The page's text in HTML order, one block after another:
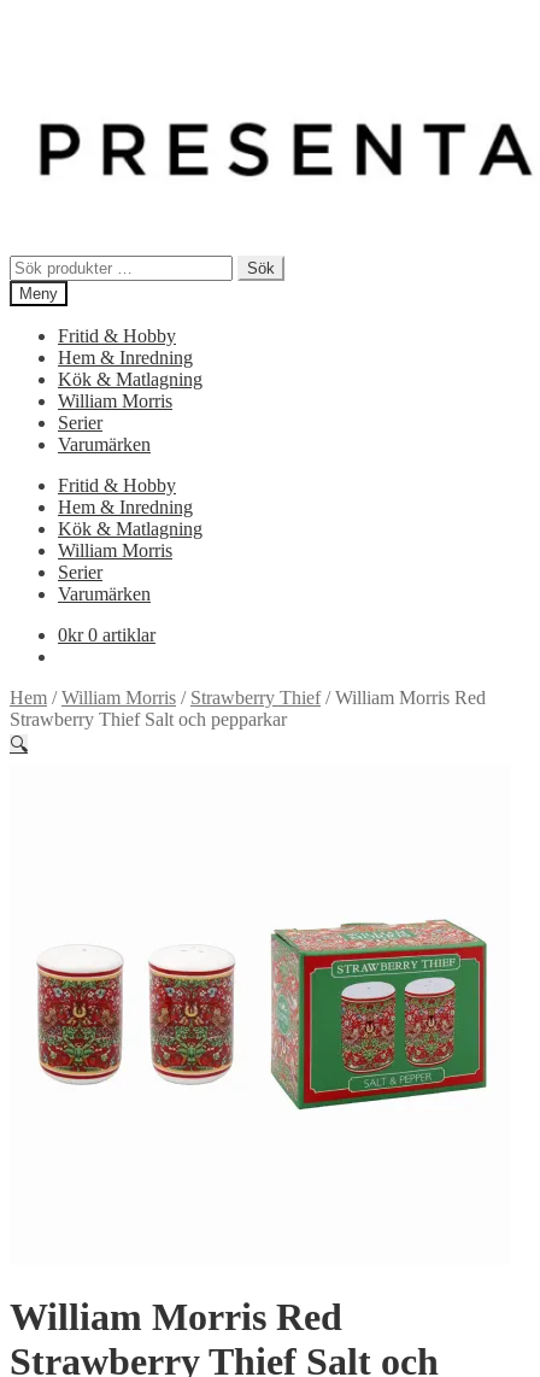
Sök
efter:
Sök
Meny
Fritid & Hobby
Hem & Inredning
Kök & Matlagning
William Morris
Serier
Varumärken
Fritid & Hobby
Hem & Inredning
Kök & Matlagning
William Morris
Serier
Varumärken
0kr 0 artiklar
Hem /William Morris / Strawberry Thief/William Morris Red
Strawberry Thief Salt och pepparkar
🔍
William Morris Red
Strawberry Thief Salt och